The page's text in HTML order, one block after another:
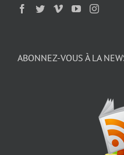
ABONNEZ-VOUS À LA